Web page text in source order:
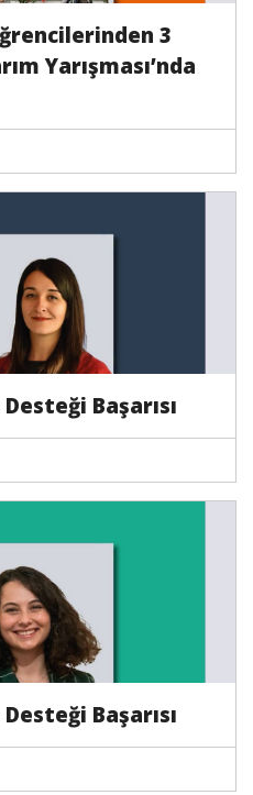
3
Yarışması’nda
Başarısı
Başarısı